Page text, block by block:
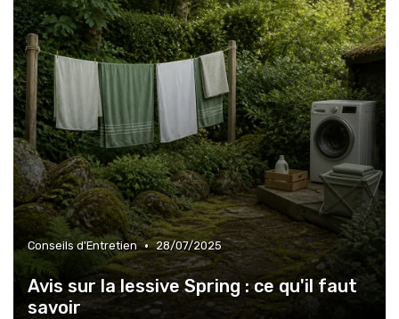
Conseils d'Entretien • 28/07/2025
Avis sur la lessive Spring : ce qu'il faut
savoir